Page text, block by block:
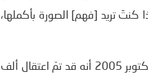
كنتَ تريد [فهم] الصورة بأكملها،
وذكرت المجلة الجهادية “مجلة منبر سوريا الإسلامي” في عددها الثالث الصادر في تشرين الأول/أكتوبر 2005 أنه قد تمّ اعتقال ألف